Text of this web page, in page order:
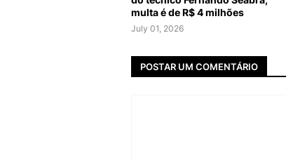
multa é de R$ 4 milhões
July 01, 2026
POSTAR UM COMENTÁRIO